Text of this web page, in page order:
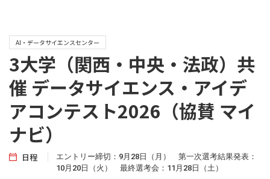
AI・データサイエンスセンター
3大学（関西・中央・法政）共
催 データサイエンス・アイデ
アコンテスト2026（協賛 マイ
ナビ）
日程
エントリー締切：9月28日（月） 第一次選考結果発表：
10月20日（火） 最終選考会：11月28日（土）